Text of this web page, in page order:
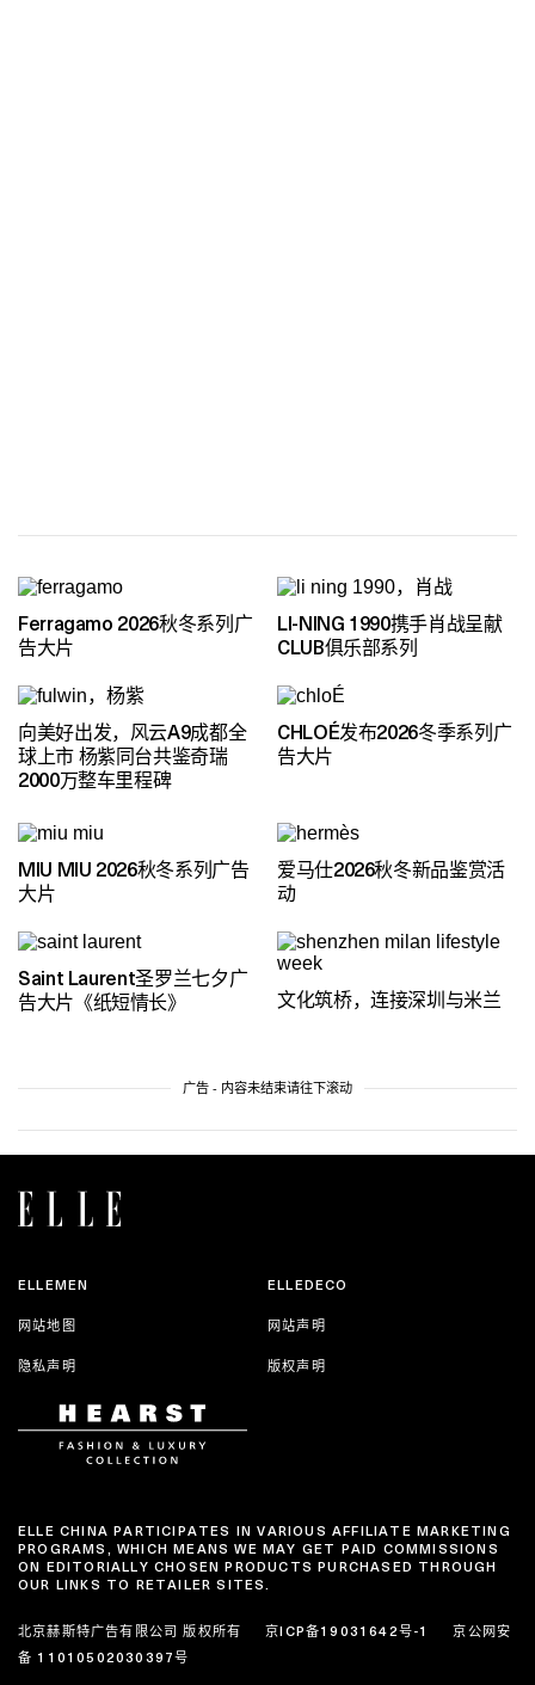
Ferragamo 2026秋冬系列广
告大片
LI-NING 1990携手肖战呈献
CLUB俱乐部系列
向美好出发，风云A9成都全
球上市 杨紫同台共鉴奇瑞
2000万整车里程碑
CHLOÉ发布2026冬季系列广
告大片
MIU MIU 2026秋冬系列广告
大片
爱马仕2026秋冬新品鉴赏活
动
Saint Laurent圣罗兰七夕广
告大片《纸短情长》
文化筑桥，连接深圳与米兰
广告 - 内容未结束请往下滚动
ELLEMEN ELLEDECO
网站地图 网站声明
隐私声明 版权声明
ELLE CHINA PARTICIPATES IN VARIOUS AFFILIATE MARKETING
PROGRAMS, WHICH MEANS WE MAY GET PAID COMMISSIONS
ON EDITORIALLY CHOSEN PRODUCTS PURCHASED THROUGH
OUR LINKS TO RETAILER SITES.
北京赫斯特广告有限公司 版权所有 京ICP备19031642号-1
京公网安
备 11010502030397号